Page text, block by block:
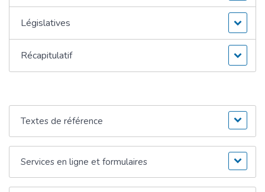
Législatives
Récapitulatif
Textes de référence
Services en ligne et formulaires